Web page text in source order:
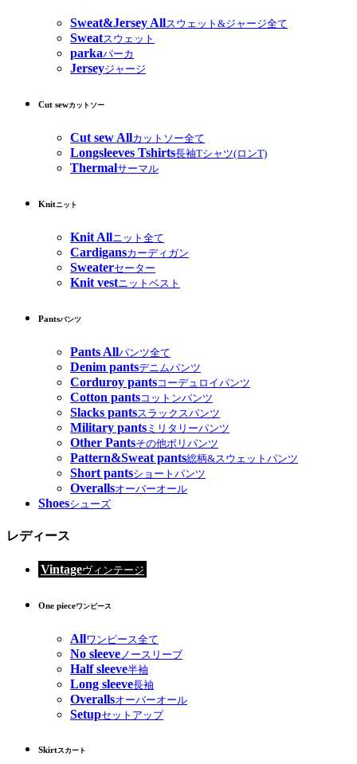
Sweat&Jersey Allスウェット&ジャージ全て
Sweatスウェット
parkaパーカ
Jerseyジャージ
Cut sewカットソー
Cut sew Allカットソー全て
Longsleeves Tshirts長袖Tシャツ(ロンT)
Thermalサーマル
Knitニット
Knit Allニット全て
Cardigansカーディガン
Sweaterセーター
Knit vestニットベスト
Pantsパンツ
Pants Allパンツ全て
Denim pantsデニムパンツ
Corduroy pantsコーデュロイパンツ
Cotton pantsコットンパンツ
Slacks pantsスラックスパンツ
Military pants ミリタリーパンツ
Other Pantsその他ポリパンツ
Pattern&Sweat pants総柄&スウェットパンツ
Short pantsショートパンツ
Overallsオーバーオール
Shoesシューズ
レディース
Vintageヴィンテージ
One pieceワンピース
Allワンピース全て
No sleeve ノースリーブ
Half sleeve半袖
Long sleeve長袖
Overallsオーバーオール
Setupセットアップ
Skirtスカート